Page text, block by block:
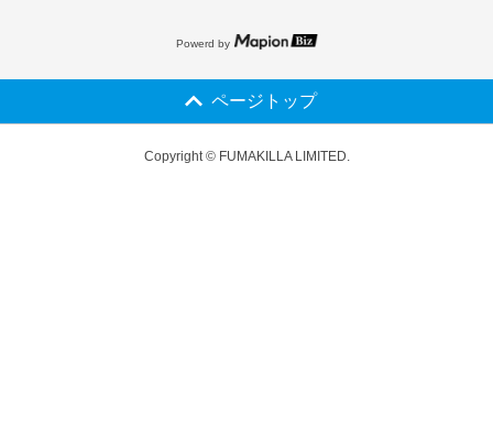
Powerd by
ページトップ
Copyright © FUMAKILLA LIMITED.